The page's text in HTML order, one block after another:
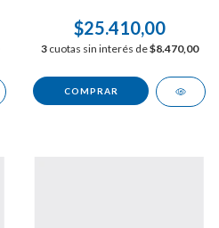
$25.410,00
3 cuotas sin interés de$8.470,00